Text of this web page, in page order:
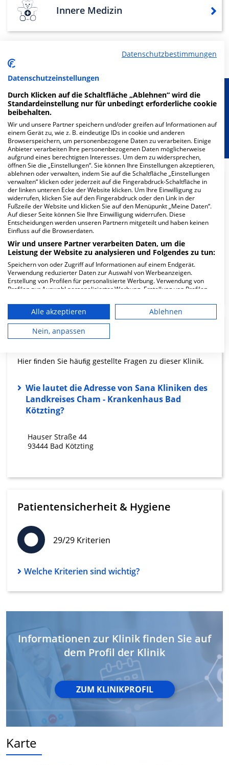
Innere Medizin
Mehr Informationen
Besondere Merkmale
Berücksichtigung von besonderem
Ernährungsbedarf
8.3
Ärzte
geringe Auslastung
19.91
Pfleger
geringe Auslastung
FAQ
Hier ﬁnden Sie häuﬁg gestellte Fragen zu dieser Klinik.
Wie lautet die Adresse von Sana Kliniken des
Landkreises Cham - Krankenhaus Bad
Kötzting?
Hauser Straße 44
93444 Bad Kötzting
Patientensicherheit & Hygiene
29/29 Kriterien
Welche Kriterien sind wichtig?
Informationen zur Klinik finden Sie auf
dem Profil der Klinik
ZUM KLINIKPROFIL
Karte
Datenschutzbestimmungen
Datenschutzeinstellungen
Durch Klicken auf die Schaltfläche „Ablehnen“ wird die
Standardeinstellung nur für unbedingt erforderliche cookie
beibehalten.
Wir und unsere Partner speichern und/oder greifen auf Informationen auf
einem Gerät zu, wie z. B. eindeutige IDs in cookie und anderen
Browserspeichern, um personenbezogene Daten zu verarbeiten. Einige
Anbieter verarbeiten Ihre personenbezogenen Daten möglicherweise
aufgrund eines berechtigten Interesses. Um dem zu widersprechen,
öffnen Sie die „Einstellungen“. Sie können Ihre Einstellungen akzeptieren,
ablehnen oder verwalten, indem Sie auf die Schaltfläche „Einstellungen
verwalten“ klicken oder jederzeit auf die Fingerabdruck-Schaltfläche in
der linken unteren Ecke der Website klicken. Um Ihre Einwilligung zu
widerrufen, klicken Sie auf den Fingerabdruck oder den Link in der
Fußzeile der Website und klicken Sie auf den Menüpunkt „Meine Daten“.
Auf dieser Seite können Sie Ihre Einwilligung widerrufen. Diese
Entscheidungen werden unseren Partnern mitgeteilt und haben keinen
Einfluss auf die Browserdaten.
Wir und unsere Partner verarbeiten Daten, um die
Leistung der Website zu analysieren und Folgendes zu tun:
Speichern von oder Zugriff auf Informationen auf einem Endgerät.
Verwendung reduzierter Daten zur Auswahl von Werbeanzeigen.
Erstellung von Profilen für personalisierte Werbung. Verwendung von
Profilen zur Auswahl personalisierter Werbung. Erstellung von Profilen
personalisierter Inhalte. Messung der Werbeleistung. Messung der
Performance von Inhalten. Analyse von Zielgruppen durch Statistiken
oder Kombinationen von Daten aus verschiedenen Quellen. Entwicklung
und Verbesserung der Angebote. Verwendung reduzierter Daten zur
Auswahl von Inhalten.
Ihre Einwilligung und die cookie Richtlinie gelten ausschließlich für diese
Partnerliste anzeigen (1 IAB-Anbieter)
Wir nutzen Ihre Daten für folgende Zwecke:
IAB-Verarbeitungszwecke:
Informationen auf einem Endgerät
personalisierter Werbung
Erstellung von Profilen zur Personalisierung
von Inhalten
Verwendung von Profilen zur Auswahl
Messung der Performance von Inhalten
Analyse von Zielgruppen durch Statistiken
oder Kombinationen von Daten aus
verschiedenen Quellen
Entwicklung und Verbesserung der
Angebote
Verwendung reduzierter Daten zur Auswahl
von Inhalten
IAB-Besonderheiten:
Verwendung genauer Standortdaten
Alle akzeptieren
Ablehnen
Nein, anpassen